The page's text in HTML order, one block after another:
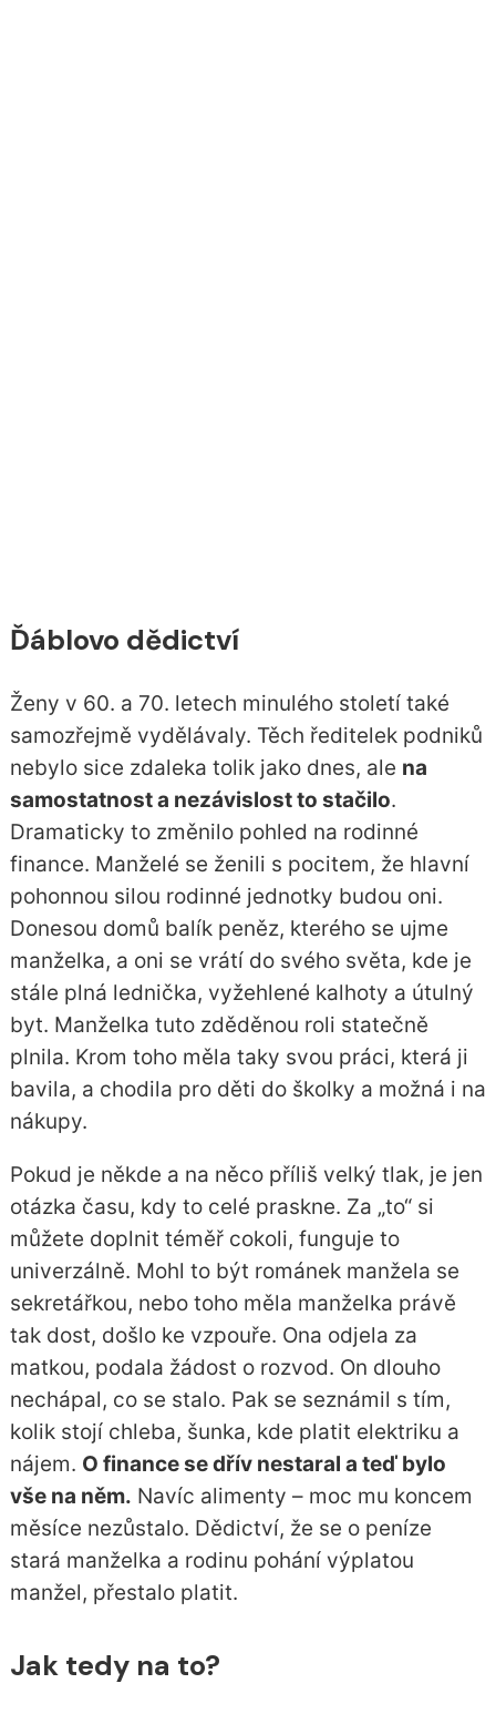
Ďáblovo dědictví
Ženy v 60. a 70. letech minulého století také
samozřejmě vydělávaly. Těch ředitelek podniků
nebylo sice zdaleka tolik jako dnes, ale na
samostatnost a nezávislost to stačilo.
Dramaticky to změnilo pohled na rodinné
finance. Manželé se ženili s pocitem, že hlavní
pohonnou silou rodinné jednotky budou oni.
Donesou domů balík peněz, kterého se ujme
manželka, a oni se vrátí do svého světa, kde je
stále plná lednička, vyžehlené kalhoty a útulný
byt. Manželka tuto zděděnou roli statečně
plnila. Krom toho měla taky svou práci, která ji
bavila, a chodila pro děti do školky a možná i na
nákupy.
Pokud je někde a na něco příliš velký tlak, je jen
otázka času, kdy to celé praskne. Za „to“ si
můžete doplnit téměř cokoli, funguje to
univerzálně. Mohl to být románek manžela se
sekretářkou, nebo toho měla manželka právě
tak dost, došlo ke vzpouře. Ona odjela za
matkou, podala žádost o rozvod. On dlouho
nechápal, co se stalo. Pak se seznámil s tím,
kolik stojí chleba, šunka, kde platit elektriku a
nájem. O finance se dřív nestaral a teď bylo
vše na něm. Navíc alimenty – moc mu koncem
měsíce nezůstalo. Dědictví, že se o peníze
stará manželka a rodinu pohání výplatou
manžel, přestalo platit.
Jak tedy na to?